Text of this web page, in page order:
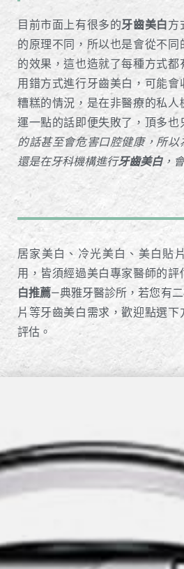
目前市面上有很多的牙齒美白方
的原理不同，所以也是會從不同
的效果，這也造就了每種方式都
用錯方式進行牙齒美白，可能會
糟糕的情況，是在非醫療的私
運一點的話即便失敗了，頂多也
的話甚至會危害口腔健康，所以
還是在牙科機構進行牙齒美白，
居家美白、冷光美白、美白貼
用，皆須經過美白專家醫師的評
白推薦—典雅牙醫診所，若您有
片等牙齒美白需求，歡迎點選
評估。